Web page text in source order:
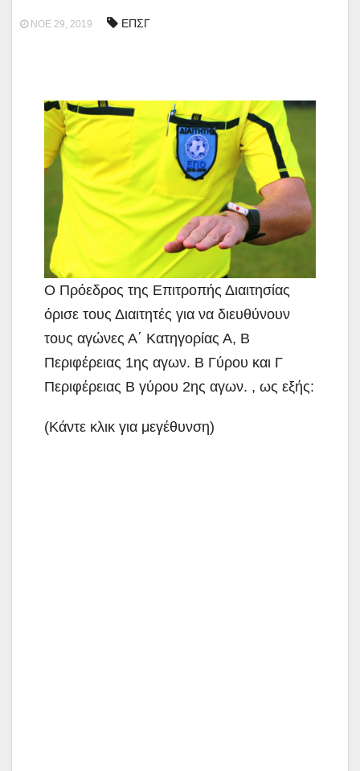
ΝΟΈ 29, 2019 ΕΠΣΓ
Ο Πρόεδρος της Επιτροπής Διαιτησίας
όρισε τους Διαιτητές για να διευθύνουν
τους αγώνες Α΄ Κατηγορίας Α, Β
Περιφέρειας 1ης αγων. Β Γύρου και Γ
Περιφέρειας Β γύρου 2ης αγων. , ως εξής:
(Κάντε κλικ για μεγέθυνση)